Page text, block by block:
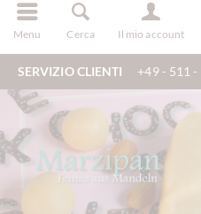
Menu Cerca Il mio account
registra
SERVIZIO CLIENTI +49 - 511